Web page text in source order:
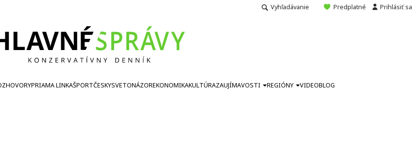
Vyhľadávanie Predplatné Prihlásiť sa
PRIAMA LINKAŠPORTČESKYSVETONÁZOREKONOMIKAKULTÚRAZAUJÍMAVOSTI REGIÓNY VIDEOBLOG